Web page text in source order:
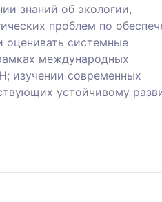
знаний об экологии,
проблем по
оценивать системные
международных
изучении современных
устойчивому